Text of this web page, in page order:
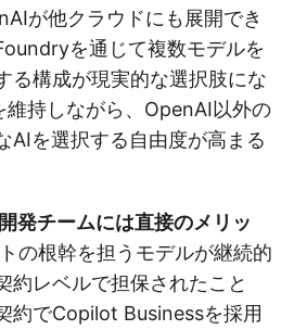
が他クラウドにも展開でき
を通じて複数モデルを
る構成が現実的な選択肢にな
持しながら、OpenAI以外の
AIを選択する自由度が高まる
発チームには直接のメリッ
の根幹を担うモデルが継続的
約レベルで担保されたこと
約でCopilot Businessを採用